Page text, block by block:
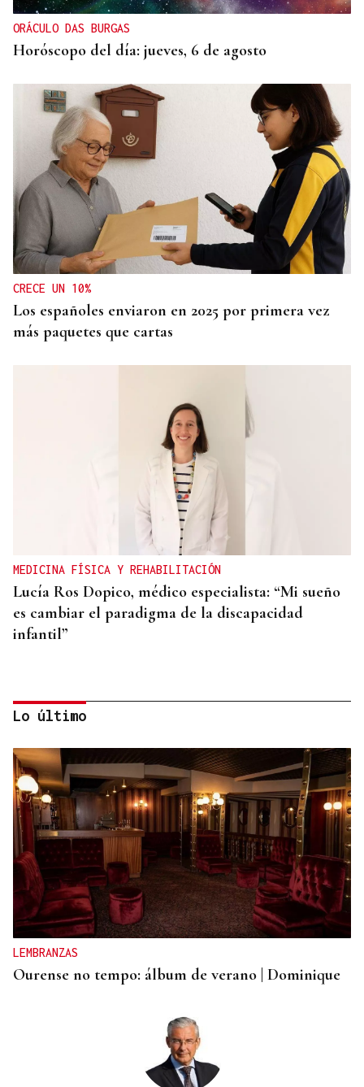
ORÁCULO DAS BURGAS
Horóscopo del día: jueves, 6 de agosto
CRECE UN 10%
Los españoles enviaron en 2025 por primera vez
más paquetes que cartas
MEDICINA FÍSICA Y REHABILITACIÓN
Lucía Ros Dopico, médico especialista: “Mi sueño
es cambiar el paradigma de la discapacidad
infantil”
PREDICCIÓN METEOROLÓGICA
La estadística sugiere que no habrá nubes el día
del eclipse
Lo último
LEMBRANZAS
Ourense no tempo: álbum de verano | Dominique